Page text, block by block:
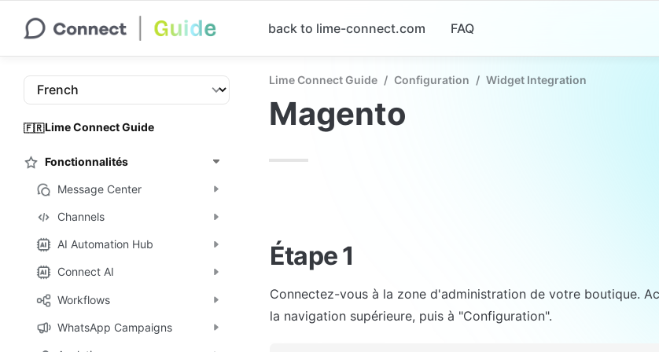
back to lime-connect.com FAQ
🇫🇷Lime Connect Guide
Fonctionnalités
Message Center
Channels
AI Automation Hub
Connect AI
Workflows
WhatsApp Campaigns
Lime Connect Guide / Configuration / Widget Integration
Magento
Étape 1
Connectez-vous à la zone d'administration de votre boutique.
la navigation supérieure, puis à "Configuration".